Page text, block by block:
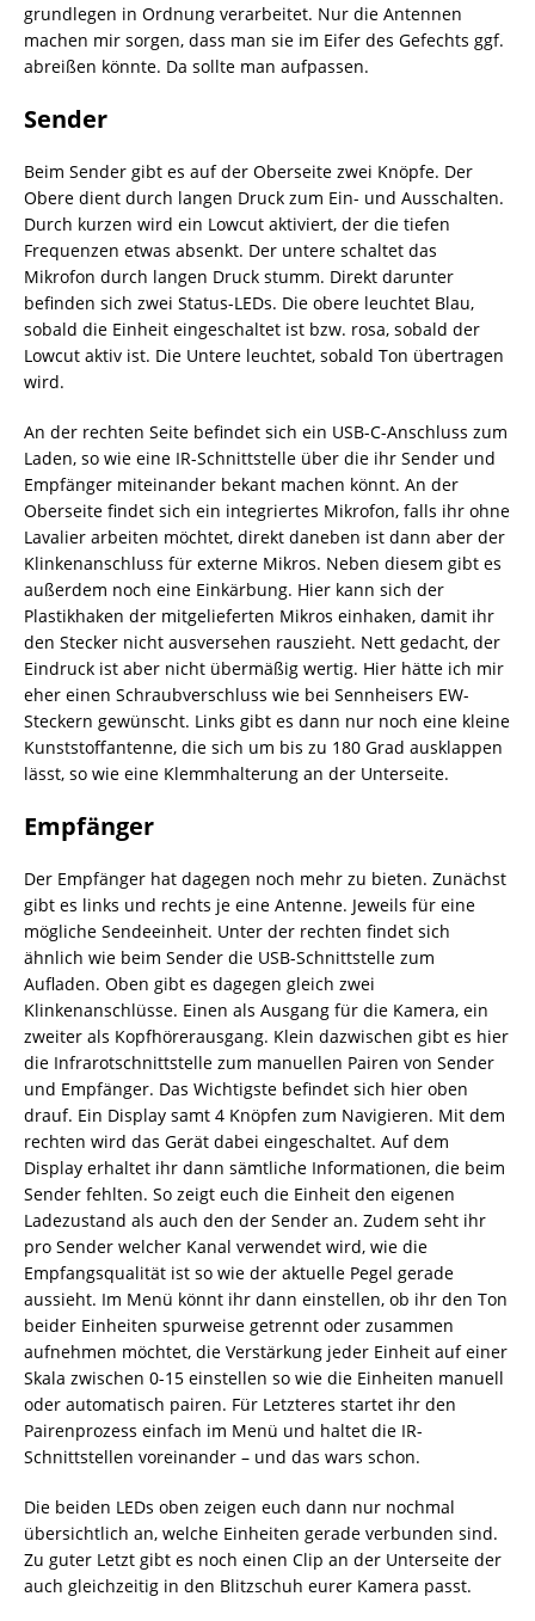
grundlegen in Ordnung verarbeitet. Nur die Antennen
machen mir sorgen, dass man sie im Eifer des Gefechts ggf.
abreißen könnte. Da sollte man aufpassen.
Sender
Beim Sender gibt es auf der Oberseite zwei Knöpfe. Der
Obere dient durch langen Druck zum Ein- und Ausschalten.
Durch kurzen wird ein Lowcut aktiviert, der die tiefen
Frequenzen etwas absenkt. Der untere schaltet das
Mikrofon durch langen Druck stumm. Direkt darunter
befinden sich zwei Status-LEDs. Die obere leuchtet Blau,
sobald die Einheit eingeschaltet ist bzw. rosa, sobald der
Lowcut aktiv ist. Die Untere leuchtet, sobald Ton übertragen
wird.
An der rechten Seite befindet sich ein USB-C-Anschluss zum
Laden, so wie eine IR-Schnittstelle über die ihr Sender und
Empfänger miteinander bekant machen könnt. An der
Oberseite findet sich ein integriertes Mikrofon, falls ihr ohne
Lavalier arbeiten möchtet, direkt daneben ist dann aber der
Klinkenanschluss für externe Mikros. Neben diesem gibt es
außerdem noch eine Einkärbung. Hier kann sich der
Plastikhaken der mitgelieferten Mikros einhaken, damit ihr
den Stecker nicht ausversehen rauszieht. Nett gedacht, der
Eindruck ist aber nicht übermäßig wertig. Hier hätte ich mir
eher einen Schraubverschluss wie bei Sennheisers EW-
Steckern gewünscht. Links gibt es dann nur noch eine kleine
Kunststoffantenne, die sich um bis zu 180 Grad ausklappen
lässt, so wie eine Klemmhalterung an der Unterseite.
Empfänger
Der Empfänger hat dagegen noch mehr zu bieten. Zunächst
gibt es links und rechts je eine Antenne. Jeweils für eine
mögliche Sendeeinheit. Unter der rechten findet sich
ähnlich wie beim Sender die USB-Schnittstelle zum
Aufladen. Oben gibt es dagegen gleich zwei
Klinkenanschlüsse. Einen als Ausgang für die Kamera, ein
zweiter als Kopfhörerausgang. Klein dazwischen gibt es hier
die Infrarotschnittstelle zum manuellen Pairen von Sender
und Empfänger. Das Wichtigste befindet sich hier oben
drauf. Ein Display samt 4 Knöpfen zum Navigieren. Mit dem
rechten wird das Gerät dabei eingeschaltet. Auf dem
Display erhaltet ihr dann sämtliche Informationen, die beim
Sender fehlten. So zeigt euch die Einheit den eigenen
Ladezustand als auch den der Sender an. Zudem seht ihr
pro Sender welcher Kanal verwendet wird, wie die
Empfangsqualität ist so wie der aktuelle Pegel gerade
aussieht. Im Menü könnt ihr dann einstellen, ob ihr den Ton
beider Einheiten spurweise getrennt oder zusammen
aufnehmen möchtet, die Verstärkung jeder Einheit auf einer
Skala zwischen 0-15 einstellen so wie die Einheiten manuell
oder automatisch pairen. Für Letzteres startet ihr den
Pairenprozess einfach im Menü und haltet die IR-
Schnittstellen voreinander – und das wars schon.
Die beiden LEDs oben zeigen euch dann nur nochmal
übersichtlich an, welche Einheiten gerade verbunden sind.
Zu guter Letzt gibt es noch einen Clip an der Unterseite der
auch gleichzeitig in den Blitzschuh eurer Kamera passt.